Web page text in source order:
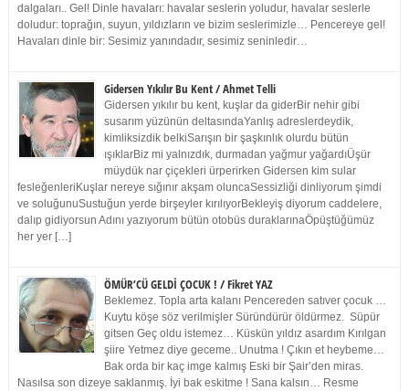
dalgaları.. Gel! Dinle havaları: havalar seslerin yoludur, havalar seslerle
doludur: toprağın, suyun, yıldızların ve bizim seslerimizle… Pencereye gel!
Havaları dinle bir: Sesimiz yanındadır, sesimiz seninledir…
Gidersen Yıkılır Bu Kent / Ahmet Telli
Gidersen yıkılır bu kent, kuşlar da giderBir nehir gibi
susarım yüzünün deltasındaYanlış adreslerdeydik,
kimliksizdik belkiSarışın bir şaşkınlık olurdu bütün
ışıklarBiz mi yalnızdık, durmadan yağmur yağardıÜşür
müydük nar çiçekleri ürperirken Gidersen kim sular
fesleğenleriKuşlar nereye sığınır akşam oluncaSessizliği dinliyorum şimdi
ve soluğunuSustuğun yerde birşeyler kırılıyorBekleyiş diyorum caddelere,
dalıp gidiyorsun Adını yazıyorum bütün otobüs duraklarınaÖpüştüğümüz
her yer […]
ÖMÜR’CÜ GELDİ ÇOCUK ! / Fikret YAZ
Beklemez. Topla arta kalanı Pencereden satıver çocuk …
Kuytu köşe söz verilmişler Süründürür öldürmez. Süpür
gitsen Geç oldu istemez… Küskün yıldız asardım Kırılgan
şiire Yetmez diye geceme.. Unutma ! Çıkın et heybeme…
Bak orda bir kaç imge kalmış Eski bir Şair’den miras.
Nasılsa son dizeye saklanmış. İyi bak eskitme ! Sana kalsın… Resme